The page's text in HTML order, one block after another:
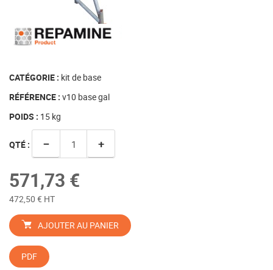
CATÉGORIE : kit de base
RÉFÉRENCE : v10 base gal
POIDS : 15 kg
QTÉ : − +
571,73 €
472,50 € HT
AJOUTER AU PANIER
PDF